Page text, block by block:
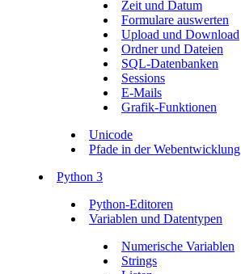
Zeit und Datum
Formulare auswerten
Upload und Download
Ordner und Dateien
SQL-Datenbanken
Sessions
E-Mails
Grafik-Funktionen
Unicode
Pfade in der Webentwicklung
Python 3
Python-Editoren
Variablen und Datentypen
Numerische Variablen
Strings